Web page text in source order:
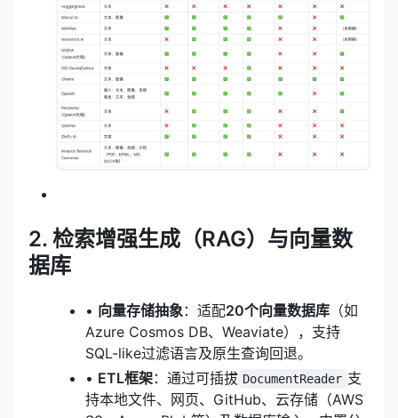
2. 检索增强生成（RAG）与向量数
据库
• 向量存储抽象：适配20个向量数据库 （如
Azure Cosmos DB、Weaviate），支持
SQL-like过滤语言及原生查询回退。
• ETL框架：通过可插拔 DocumentReader 支
持本地文件、网页、GitHub、云存储（AWS